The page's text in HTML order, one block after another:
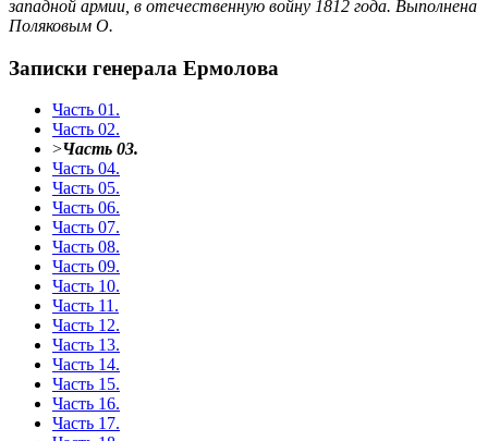
западной армии, в отечественную войну 1812 года. Выполнена
Поляковым О.
Записки генерала Ермолова
Часть 01.
Часть 02.
>Часть 03.
Часть 04.
Часть 05.
Часть 06.
Часть 07.
Часть 08.
Часть 09.
Часть 10.
Часть 11.
Часть 12.
Часть 13.
Часть 14.
Часть 15.
Часть 16.
Часть 17.